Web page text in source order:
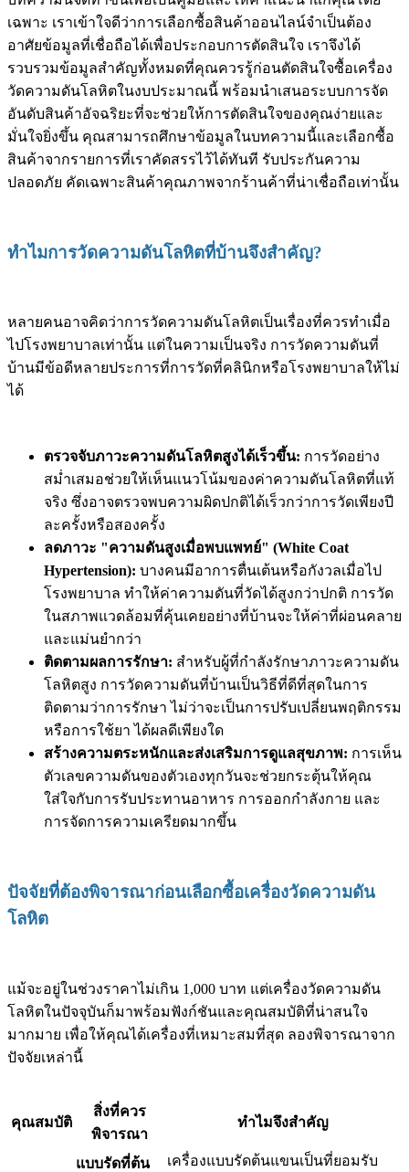
เฉพาะ เราเข้าใจดีว่าการเลือกซื้อสินค้าออนไลน์จำเป็นต้อง
อาศัยข้อมูลที่เชื่อถือได้เพื่อประกอบการตัดสินใจ เราจึงได้
รวบรวมข้อมูลสำคัญทั้งหมดที่คุณควรรู้ก่อนตัดสินใจซื้อเครื่อง
วัดความดันโลหิตในงบประมาณนี้ พร้อมนำเสนอระบบการจัด
อันดับสินค้าอัจฉริยะที่จะช่วยให้การตัดสินใจของคุณง่ายและ
มั่นใจยิ่งขึ้น คุณสามารถศึกษาข้อมูลในบทความนี้และเลือกซื้อ
สินค้าจากรายการที่เราคัดสรรไว้ได้ทันที รับประกันความ
ปลอดภัย คัดเฉพาะสินค้าคุณภาพจากร้านค้าที่น่าเชื่อถือเท่านั้น
ทำไมการวัดความดันโลหิตที่บ้านจึงสำคัญ?
หลายคนอาจคิดว่าการวัดความดันโลหิตเป็นเรื่องที่ควรทำเมื่อ
ไปโรงพยาบาลเท่านั้น แต่ในความเป็นจริง การวัดความดันที่
บ้านมีข้อดีหลายประการที่การวัดที่คลินิกหรือโรงพยาบาลให้ไม่
ได้
ตรวจจับภาวะความดันโลหิตสูงได้เร็วขึ้น: การวัดอย่าง
สม่ำเสมอช่วยให้เห็นแนวโน้มของค่าความดันโลหิตที่แท้
จริง ซึ่งอาจตรวจพบความผิดปกติได้เร็วกว่าการวัดเพียงปี
ละครั้งหรือสองครั้ง
ลดภาวะ "ความดันสูงเมื่อพบแพทย์" (White Coat
Hypertension): บางคนมีอาการตื่นเต้นหรือกังวลเมื่อไป
โรงพยาบาล ทำให้ค่าความดันที่วัดได้สูงกว่าปกติ การวัด
ในสภาพแวดล้อมที่คุ้นเคยอย่างที่บ้านจะให้ค่าที่ผ่อนคลาย
และแม่นยำกว่า
ติดตามผลการรักษา: สำหรับผู้ที่กำลังรักษาภาวะความดัน
โลหิตสูง การวัดความดันที่บ้านเป็นวิธีที่ดีที่สุดในการ
ติดตามว่าการรักษา ไม่ว่าจะเป็นการปรับเปลี่ยนพฤติกรรม
หรือการใช้ยา ได้ผลดีเพียงใด
สร้างความตระหนักและส่งเสริมการดูแลสุขภาพ: การเห็น
ตัวเลขความดันของตัวเองทุกวันจะช่วยกระตุ้นให้คุณ
ใส่ใจกับการรับประทานอาหาร การออกกำลังกาย และ
การจัดการความเครียดมากขึ้น
ปัจจัยที่ต้องพิจารณาก่อนเลือกซื้อเครื่องวัดความดัน
โลหิต
แม้จะอยู่ในช่วงราคาไม่เกิน 1,000 บาท แต่เครื่องวัดความดัน
โลหิตในปัจจุบันก็มาพร้อมฟังก์ชันและคุณสมบัติที่น่าสนใจ
มากมาย เพื่อให้คุณได้เครื่องที่เหมาะสมที่สุด ลองพิจารณาจาก
ปัจจัยเหล่านี้
คุณสมบัติ
สิ่งที่ควร
พิจารณา
ทำไมจึงสำคัญ
แบบรัดที่ต้น
เครื่องแบบรัดต้นแขนเป็นที่ยอมรับ